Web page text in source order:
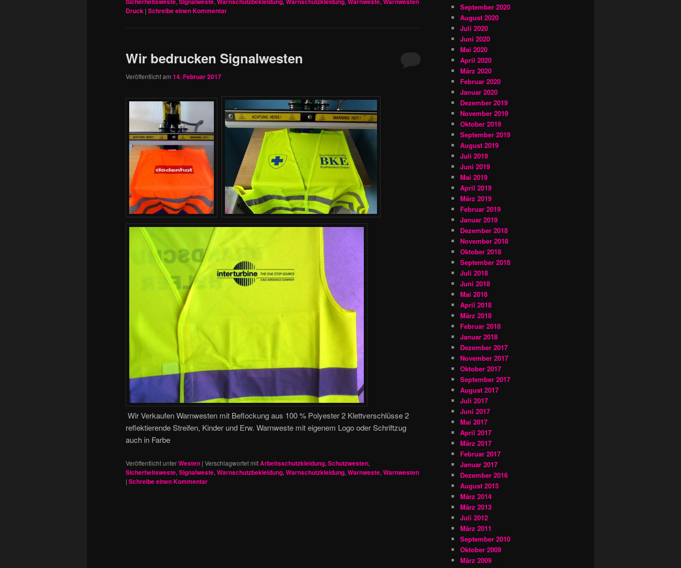
Druck | Schreibe einen Kommentar
Wir bedrucken Signalwesten
Veröffentlicht am 14. Februar 2017
Wir Verkaufen Warnwesten mit Beflockung aus 100 % Polyester 2 Klettverschlüsse 2
reflektierende Streifen, Kinder und Erw. Warnweste mit eigenem Logo oder Schriftzug
auch in Farbe
Veröffentlicht unterWesten | Verschlagwortet mitArbeitsschutzkleidung, Schutzwesten,
Sicherheitsweste, Signalweste, Warnschutzbekleidung, Warnschutzkleidung, Warnweste, Warnwesten
| Schreibe einen Kommentar
September 2020
August 2020
Juli 2020
Juni 2020
Mai 2020
April 2020
März 2020
Februar 2020
Januar 2020
Dezember 2019
November 2019
Oktober 2019
September 2019
August 2019
Juli 2019
Juni 2019
Mai 2019
April 2019
März 2019
Februar 2019
Januar 2019
Dezember 2018
November 2018
Oktober 2018
September 2018
Juli 2018
Juni 2018
Mai 2018
April 2018
März 2018
Februar 2018
Januar 2018
Dezember 2017
November 2017
Oktober 2017
September 2017
August 2017
Juli 2017
Juni 2017
Mai 2017
April 2017
März 2017
Februar 2017
Januar 2017
Dezember 2016
August 2015
März 2014
März 2013
Juli 2012
März 2011
September 2010
Oktober 2009
März 2009